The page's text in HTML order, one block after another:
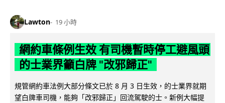
Lawton 19 小時
網約車條例生效 有司機暫時停工避風頭
的士業界籲白牌 "改邪歸正"
規管網約車法例大部分條文已於 8 月 3 日生效，的士業界就期
望白牌車司機，能夠「改邪歸正」回流駕駛的士。新例大幅提